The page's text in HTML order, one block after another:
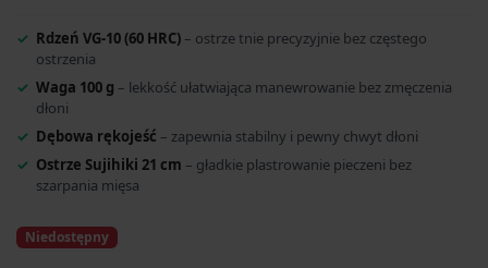
Rdzeń VG-10 (60 HRC) – ostrze tnie precyzyjnie bez częstego
ostrzenia
Waga 100 g – lekkość ułatwiająca manewrowanie bez zmęczenia
dłoni
Dębowa rękojeść – zapewnia stabilny i pewny chwyt dłoni
Ostrze Sujihiki 21 cm – gładkie plastrowanie pieczeni bez
szarpania mięsa
Niedostępny